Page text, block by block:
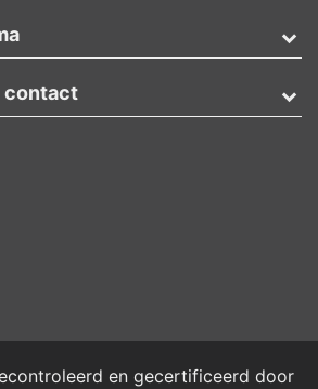
contact
en gecertificeerd door